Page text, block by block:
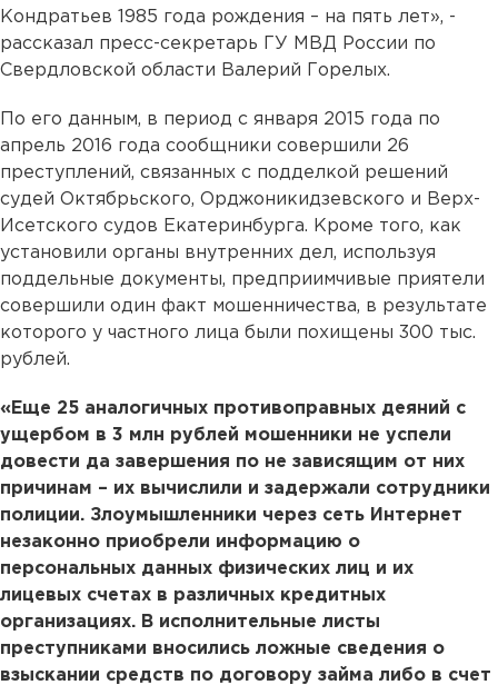
Кондратьев 1985 года рождения – на пять лет», -
рассказал пресс-секретарь ГУ МВД России по
Свердловской области Валерий Горелых.
По его данным, в период с января 2015 года по
апрель 2016 года сообщники совершили 26
преступлений, связанных с подделкой решений
судей Октябрьского, Орджоникидзевского и Верх-
Исетского судов Екатеринбурга. Кроме того, как
установили органы внутренних дел, используя
поддельные документы, предприимчивые приятели
совершили один факт мошенничества, в результате
которого у частного лица были похищены 300 тыс.
рублей.
«Еще 25 аналогичных противоправных деяний с
ущербом в 3 млн рублей мошенники не успели
довести да завершения по не зависящим от них
причинам – их вычислили и задержали сотрудники
полиции. Злоумышленники через сеть Интернет
незаконно приобрели информацию о
персональных данных физических лиц и их
лицевых счетах в различных кредитных
организациях. В исполнительные листы
преступниками вносились ложные сведения о
взыскании средств по договору займа либо в счет